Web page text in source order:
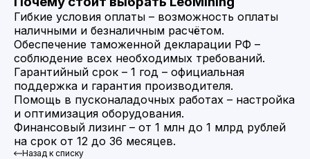
Гибкие условия оплаты – возможность оплаты
наличными и безналичным расчётом.
Обеспечение таможенной декларации РФ –
соблюдение всех необходимых требований.
Гарантийный срок – 1 год – официальная
поддержка и гарантия производителя.
Помощь в пусконаладочных работах – настройка
и оптимизация оборудования.
Финансовый лизинг – от 1 млн до 1 млрд рублей
на срок от 12 до 36 месяцев.
Назад к списку